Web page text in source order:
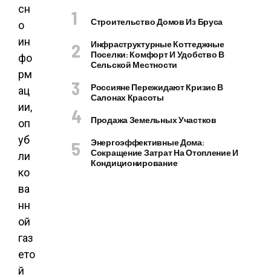
сн
о
ин
фо
рм
ац
ии,
оп
уб
ли
ко
ва
нн
ой
газ
ето
й
Строительство Домов Из Бруса
Инфраструктурные Коттеджные
Поселки: Комфорт И Удобство В
Сельской Местности
Россияне Пережидают Кризис В
Салонах Красоты
Продажа Земельных Участков
Энергоэффективные Дома:
Сокращение Затрат На Отопление И
Кондиционирование